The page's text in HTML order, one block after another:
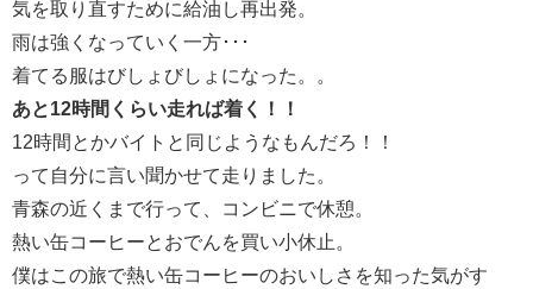
気を取り直すために給油し再出発。
雨は強くなっていく一方･･･
着てる服はびしょびしょになった。。
あと12時間くらい走れば着く！！
12時間とかバイトと同じようなもんだろ！！
って自分に言い聞かせて走りました。
青森の近くまで行って、コンビニで休憩。
熱い缶コーヒーとおでんを買い小休止。
僕はこの旅で熱い缶コーヒーのおいしさを知った気がす